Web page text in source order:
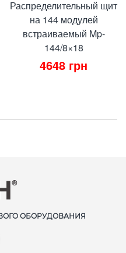
Распределительный щит
на 144 модулей
встраиваемый Mp-
144/8×18
4648 грн
ОБОРУДОВАНИЯ